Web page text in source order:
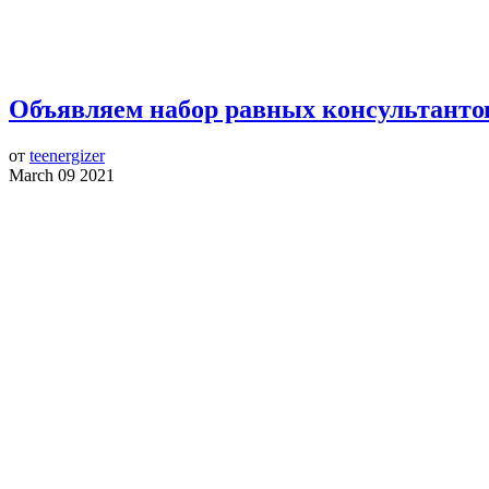
Объявляем набор равных
от teenergizer
March 09 2021